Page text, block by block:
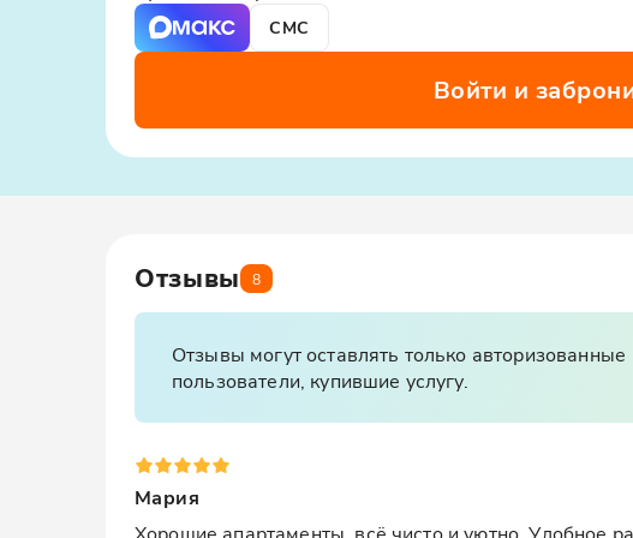
СМС
Войти и
Отзывы 8
Отзывы могут оставлять только авторизованные
пользователи, купившие услугу.
Мария
Хорошие апартаменты, всё чисто и уютно. Удобное